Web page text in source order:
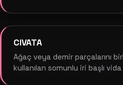
CIVATA
Ağaç veya demir parçalarını
kullanılan somunlu iri başlı vida